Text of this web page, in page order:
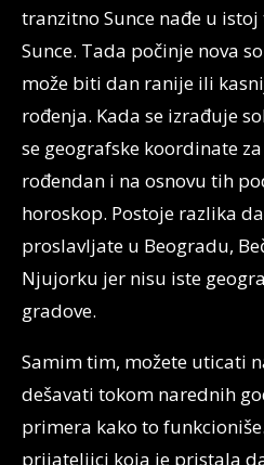
tranzitno Sunce nađe u
Sunce. Tada počinje nova
može biti dan ranije ili
rođenja. Kada se izrađuje
se geografske koordinate
rođendan i na osnovu tih
horoskop. Postoje razlika
proslavljate u Beogradu,
Njujorku jer nisu iste
gradove.
Samim tim, možete uticati
dešavati tokom narednih
primera kako to
prijateljici koja je pristala